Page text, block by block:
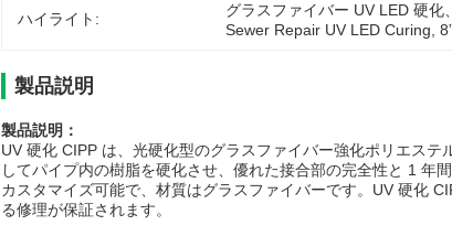
ハイライト: グラスファイバー UV LED 硬
Sewer Repair UV LED Curing ,
製品説明
製品説明：
UV 硬化 CIPP は、光硬化型のグラスファイバー強化ポリエス
してパイプ内の樹脂を硬化させ、優れた接合部の完全性と 1 年
カスタマイズ可能で、材質はグラスファイバーです。UV 硬化
る修理が保証されます。